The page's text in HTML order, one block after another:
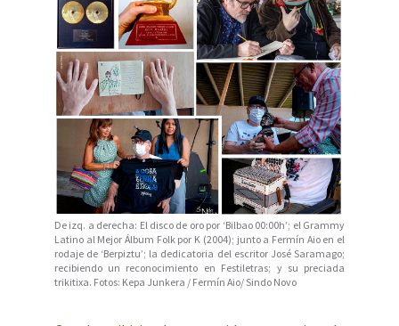
De izq. a derecha: El disco de oro por ‘Bilbao 00:00h’; el Grammy
Latino al Mejor Álbum Folk por K (2004); junto a Fermín Aio en el
rodaje de ‘Berpiztu’; la dedicatoria del escritor José Saramago;
recibiendo un reconocimiento en Festiletras; y su preciada
trikitixa. Fotos: Kepa Junkera / Fermín Aio/ Sindo Novo